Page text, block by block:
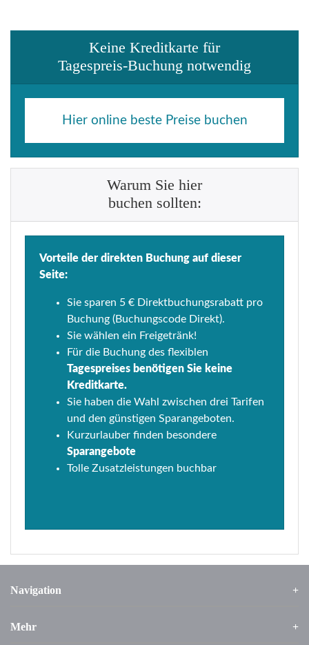
Keine Kreditkarte für
Tagespreis-Buchung notwendig
Hier online beste Preise buchen
Warum Sie hier
buchen sollten:
Vorteile der direkten Buchung auf dieser
Seite:
Sie sparen 5 € Direktbuchungsrabatt pro
Buchung (Buchungscode Direkt).
Sie wählen ein Freigetränk!
Für die Buchung des flexiblen
Tagespreises benötigen Sie keine
Kreditkarte.
Sie haben die Wahl zwischen drei Tarifen
und den günstigen Sparangeboten.
Kurzurlauber finden besondere
Sparangebote
Tolle Zusatzleistungen buchbar
Navigation
Mehr